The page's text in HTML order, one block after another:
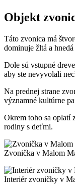
Objekt
Táto zvonica má
dominuje žltá a
Dole sú vstupné
aby ste nevyvolali
Na prednej strane
významné kultúrne
Okrem toho sa oplatí
rodiny s deťmi.
Zvonička v Malom
Interiér zvoničky v